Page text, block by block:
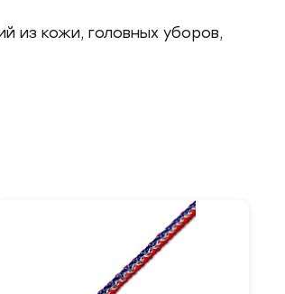
из кожи, головных уборов,